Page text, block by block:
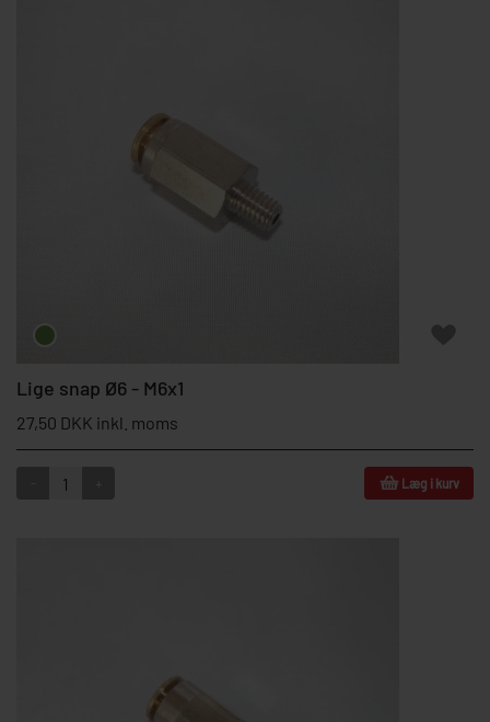
Lige snap Ø6 - M6x1
27,50 DKK inkl. moms
Læg i kurv